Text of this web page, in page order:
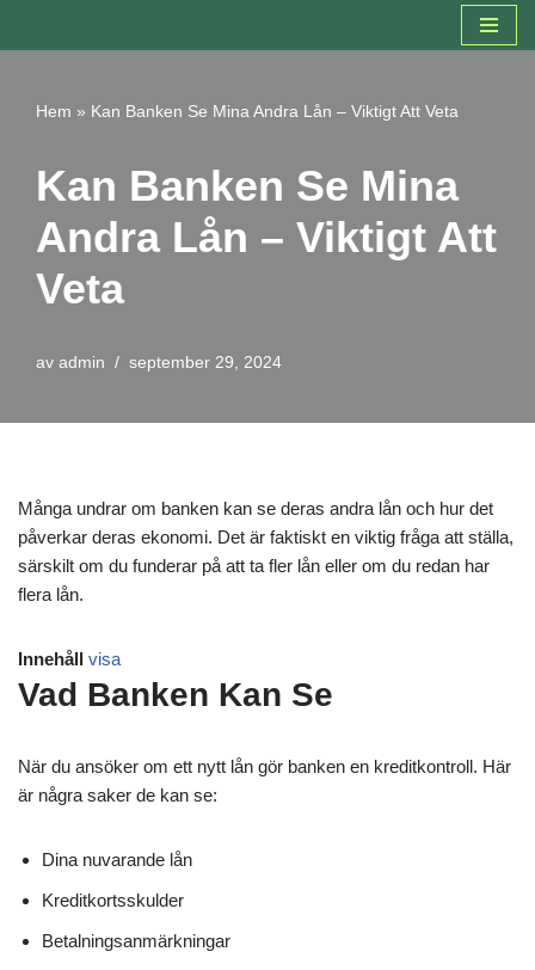
innehåll
Hem » Kan Banken Se Mina Andra Lån – Viktigt Att Veta
Kan Banken Se Mina
Andra Lån – Viktigt Att
Veta
av admin september 29, 2024
Många undrar om banken kan se deras andra lån och hur det
påverkar deras ekonomi. Det är faktiskt en viktig fråga att ställa,
särskilt om du funderar på att ta fler lån eller om du redan har
flera lån.
Innehåll visa
Vad Banken Kan Se
När du ansöker om ett nytt lån gör banken en kreditkontroll. Här
är några saker de kan se:
Dina nuvarande lån
Kreditkortsskulder
Betalningsanmärkningar